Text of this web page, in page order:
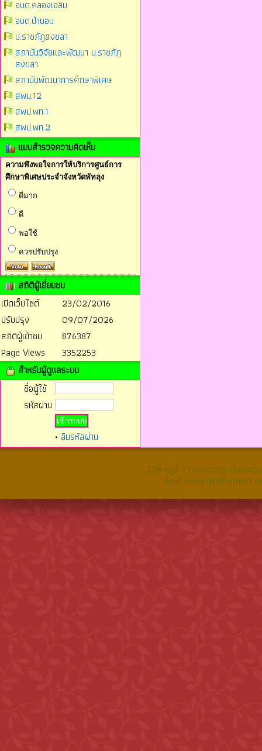
อบต.คลองเฉลิม
อบต.ป่าบอน
ม.ราชภัฎสงขลา
สถาบันวิจัยและพัฒนา ม.ราชภัฎ
สงขลา
สถาบันพัฒนาการศึกษาพิเศษ
สพม.12
สพป.พท.1
สพป.พท.2
แบบสำรวจความคิดเห็น
ความพึงพอใจการให้บริการศูนย์การ
ศึกษาพิเศษประจำจังหวัดพัทลุง
ดีมาก
ดี
พอใช้
ควรปรับปรุง
สถิติผู้เยี่ยมชม
เปิดเว็บไซต์
23/02/2016
ปรับปรุง
09/07/2026
สถิติผู้เข้าชม
876387
Page Views
3352253
สำหรับผู้ดูแลระบบ
ชื่อผู้ใช้
รหัสผ่าน
• ลืมรหัสผ่าน
228 หมู่ที่ 1 ถนนควนกุฏ ตำบลค
อีเมล์